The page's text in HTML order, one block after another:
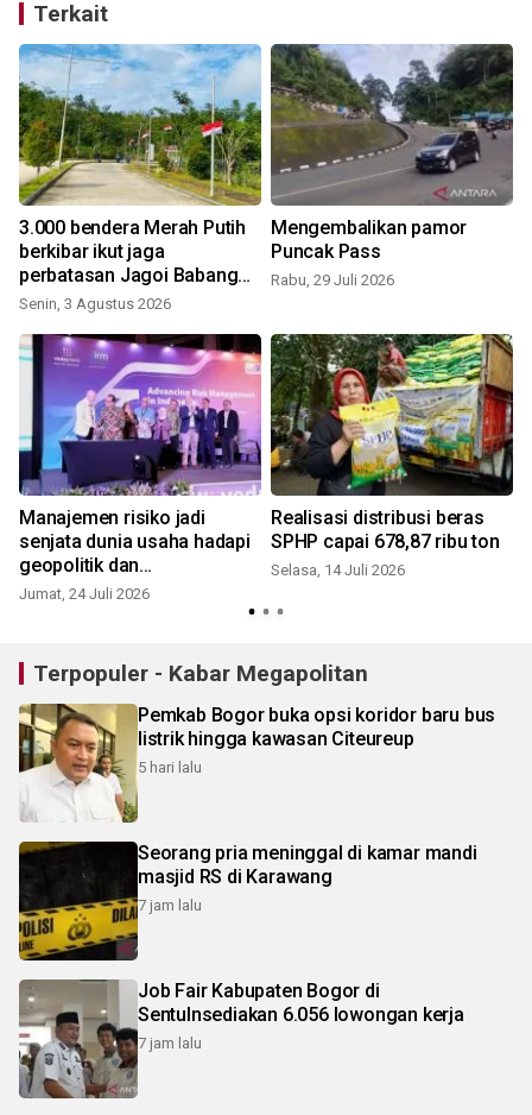
Terkait
3.000 bendera Merah Putih
berkibar ikut jaga
perbatasan Jagoi Babang
Kalbar
Senin, 3 Agustus 2026
Mengembalikan pamor
Puncak Pass
Rabu, 29 Juli 2026
Manajemen risiko jadi
senjata dunia usaha hadapi
geopolitik dan
ketidakpastian ekonomi
Jumat, 24 Juli 2026
Realisasi distribusi beras
SPHP capai 678,87 ribu ton
Selasa, 14 Juli 2026
Terpopuler - Kabar Megapolitan
Pemkab Bogor buka opsi koridor baru bus
listrik hingga kawasan Citeureup
5 hari lalu
Seorang pria meninggal di kamar mandi
masjid RS di Karawang
7 jam lalu
Job Fair Kabupaten Bogor di
Sentulnsediakan 6.056 lowongan kerja
7 jam lalu